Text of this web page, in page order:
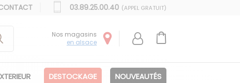
03.89.25.00.40 (APPEL GRATUIT)
Nos magasins
en alsace
DESTOCKAGE NOUVEAUTÉS